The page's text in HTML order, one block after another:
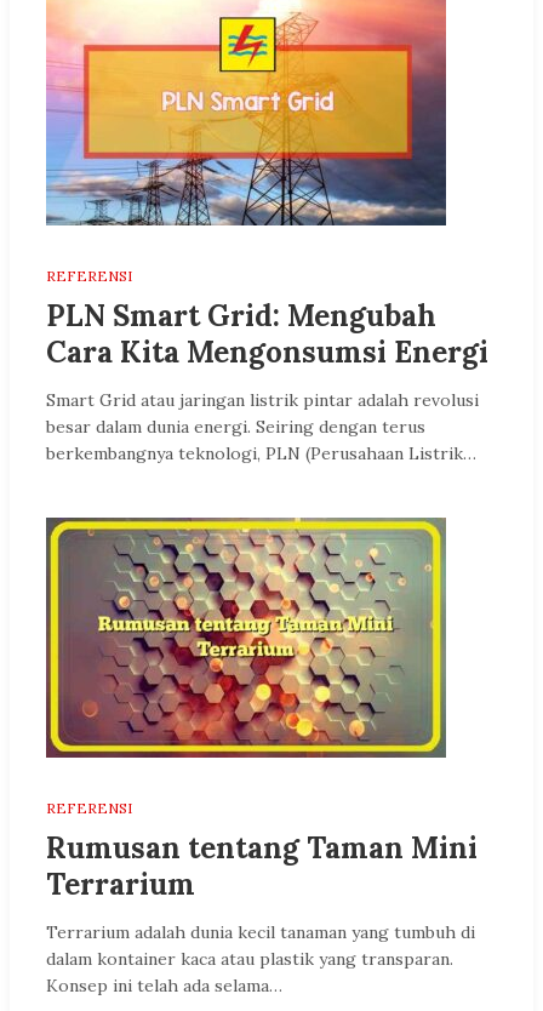
REFERENSI
PLN Smart Grid: Mengubah
Cara Kita Mengonsumsi Energi
Smart Grid atau jaringan listrik pintar adalah revolusi
besar dalam dunia energi. Seiring dengan terus
berkembangnya teknologi, PLN (Perusahaan Listrik…
REFERENSI
Rumusan tentang Taman Mini
Terrarium
Terrarium adalah dunia kecil tanaman yang tumbuh di
dalam kontainer kaca atau plastik yang transparan.
Konsep ini telah ada selama…